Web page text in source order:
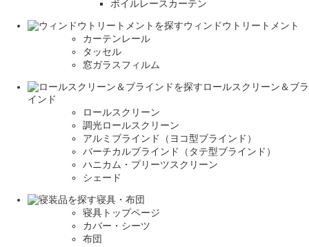
ボイルレースカーテン
ウィンドウトリートメント
カーテンレール
タッセル
窓ガラスフィルム
ロールスクリーン＆ブラ
インド
ロールスクリーン
調光ロールスクリーン
アルミブラインド（ヨコ型ブラインド）
バーチカルブラインド（タテ型ブラインド）
ハニカム・プリーツスクリーン
シェード
寝具・布団
寝具トップページ
カバー・シーツ
布団